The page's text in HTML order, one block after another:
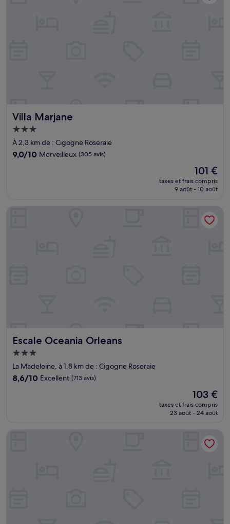
Villa Marjane
Villa Marjane
Hébergement
3.0 étoiles
À 2,3 km de : Cigogne Roseraie
9.0
9,0/10 Merveilleux (305 avis)
Le
nouveau
prix
101 €
101 €
taxes et frais compris
9 août - 10 août
Escale Oceania Orleans
Escale Oceania Orleans
Hébergement
3.0 étoiles
La Madeleine, à 1,8 km de : Cigogne Roseraie
8.6
8,6/10 Excellent (713 avis)
Le
nouveau
prix
de
103 €
103 €
taxes et frais compris
23 août - 24 août
Escale Oceania Orleans